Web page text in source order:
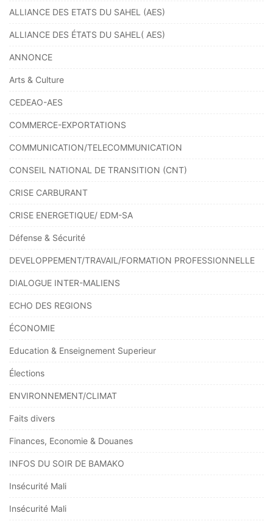
ALLIANCE DES ETATS DU SAHEL (AES)
ALLIANCE DES ÉTATS DU SAHEL( AES)
ANNONCE
Arts & Culture
CEDEAO-AES
COMMERCE-EXPORTATIONS
COMMUNICATION/TELECOMMUNICATION
CONSEIL NATIONAL DE TRANSITION (CNT)
CRISE CARBURANT
CRISE ENERGETIQUE/ EDM-SA
Défense & Sécurité
DEVELOPPEMENT/TRAVAIL/FORMATION PROFESSIONNELLE
DIALOGUE INTER-MALIENS
ECHO DES REGIONS
ÉCONOMIE
Education & Enseignement Superieur
Élections
ENVIRONNEMENT/CLIMAT
Faits divers
Finances, Economie & Douanes
INFOS DU SOIR DE BAMAKO
Insécurité Mali
Insécurité Mali